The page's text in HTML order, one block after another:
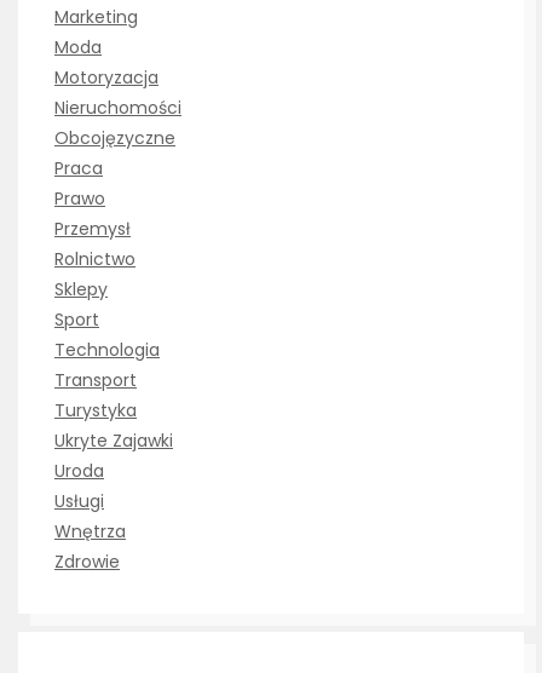
Marketing
Moda
Motoryzacja
Nieruchomości
Obcojęzyczne
Praca
Prawo
Przemysł
Rolnictwo
Sklepy
Sport
Technologia
Transport
Turystyka
Ukryte Zajawki
Uroda
Usługi
Wnętrza
Zdrowie